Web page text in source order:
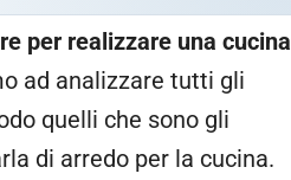
per realizzare una cucina
ad analizzare tutti gli
quelli che sono gli
di arredo per la cucina.